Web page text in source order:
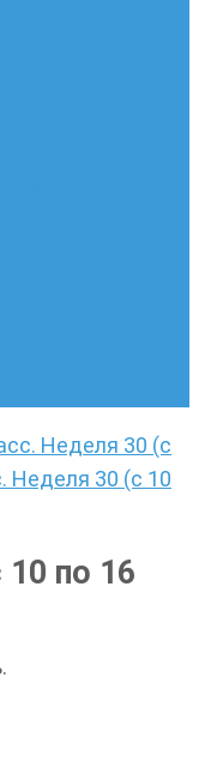
Неделя 30 (с
Неделя 30 (с 10
по 16